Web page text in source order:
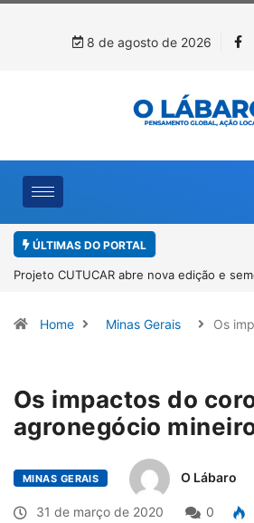
8 de agosto de 2026
ÚLTIMAS DO PORTAL
Projeto CUTUCAR abre nova edição e
Home Minas Gerais Os
Os impactos do
agronegócio
MINAS GERAIS O Lábaro
31 de março de 2020 0